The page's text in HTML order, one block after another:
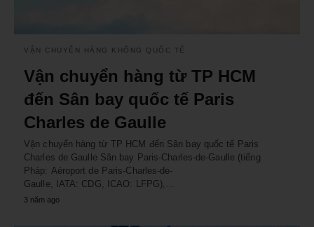
VẬN CHUYỂN HÀNG KHÔNG QUỐC TẾ
Vận chuyển hàng từ TP HCM
đến Sân bay quốc tế Paris
Charles de Gaulle
Vận chuyển hàng từ TP HCM đến Sân bay quốc tế Paris
Charles de Gaulle Sân bay Paris-Charles-de-Gaulle (tiếng
Pháp: Aéroport de Paris-Charles-de-
Gaulle, IATA: CDG, ICAO: LFPG),…
3 năm ago